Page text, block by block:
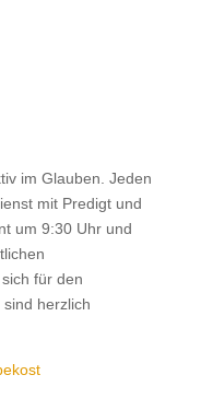
im Glauben. Jeden
mit Predigt und
um 9:30 Uhr und
für den
herzlich